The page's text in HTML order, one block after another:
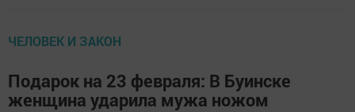
ЧЕЛОВЕК И ЗАКОН
Подарок на 23 февраля: В Буинске
женщина ударила мужа ножом